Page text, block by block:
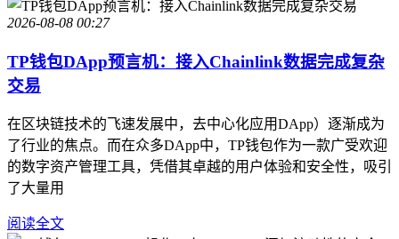
2026-08-08 00:27
TP钱包DApp预言机：接入Chainlink数据完成复杂
交易
在区块链技术的飞速发展中，去中心化应用DApp）逐渐成为
了行业的焦点。而在众多DApp中，TP钱包作为一款广受欢迎
的数字资产管理工具，凭借其卓越的用户体验和安全性，吸引
了大量用
阅读全文